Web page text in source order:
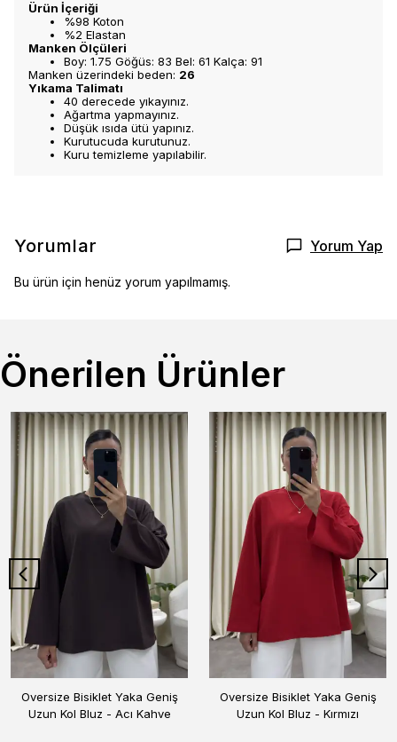
Ürün İçeriği
%98 Koton
%2 Elastan
Manken Ölçüleri
Boy: 1.75 Göğüs: 83 Bel: 61 Kalça: 91
Manken üzerindeki beden: 26
Yıkama Talimatı
40 derecede yıkayınız.
Ağartma yapmayınız.
Düşük ısıda ütü yapınız.
Kurutucuda kurutunuz.
Kuru temizleme yapılabilir.
Yorumlar Yorum Yap
Bu ürün için henüz yorum yapılmamış.
Önerilen Ürünler
Oversize Bisiklet Yaka Geniş
Uzun Kol Bluz - Acı Kahve
Oversize Bisiklet Yaka Geniş
Uzun Kol Bluz - Kırmızı